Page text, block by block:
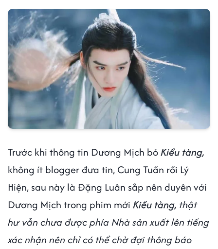
Trước khi thông tin Dương Mịch bỏKiều tàng,
không ít blogger đưa tin, Cung Tuấn rồi Lý
Hiện, sau này là Đặng Luân sắp nên duyên với
Dương Mịch trong phim mới Kiều tàng, thật
hư vẫn chưa được phía Nhà sản xuất lên tiếng
xác nhận nên chỉ có thể chờ đợi thông báo